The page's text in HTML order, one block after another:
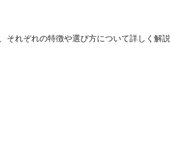
それぞれの特徴や選び方について詳しく解説